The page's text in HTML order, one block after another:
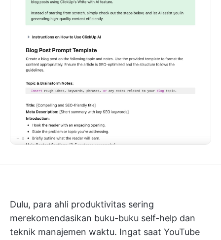
Dulu, para ahli produktivitas sering
merekomendasikan buku-buku self-help dan
teknik manajemen waktu. Ingat saat YouTube